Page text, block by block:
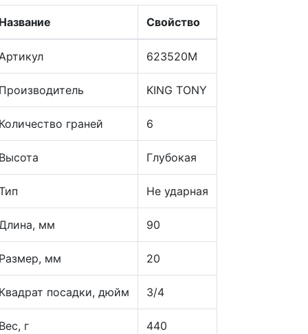
Свойство
623520M
KING TONY
граней 6
Глубокая
Не ударная
мм 90
мм 20
посадки, дюйм 3/4
г 440